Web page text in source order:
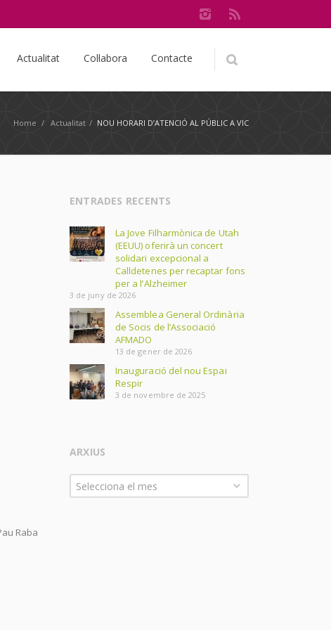
Actualitat Col·labora Contacte
Home / Actualitat / NOU HORARI D’ATENCIÓ AL PÚBLIC A VIC
Raba
ENTRADES RECENTS
La Jove Filharmònica de Utah
(EEUU) oferirà un concert
solidari excepcional a
Calldetenes per recaptar fons
per a l’Alzheimer
3 de juny de 2026
Assemblea General Ordinària
de Socis de l’Associació
AFMADO
13 de gener de 2026
Inauguració del nou Espai
Respir
3 de novembre de 2025
ARXIUS
Arxius
Selecciona el mes